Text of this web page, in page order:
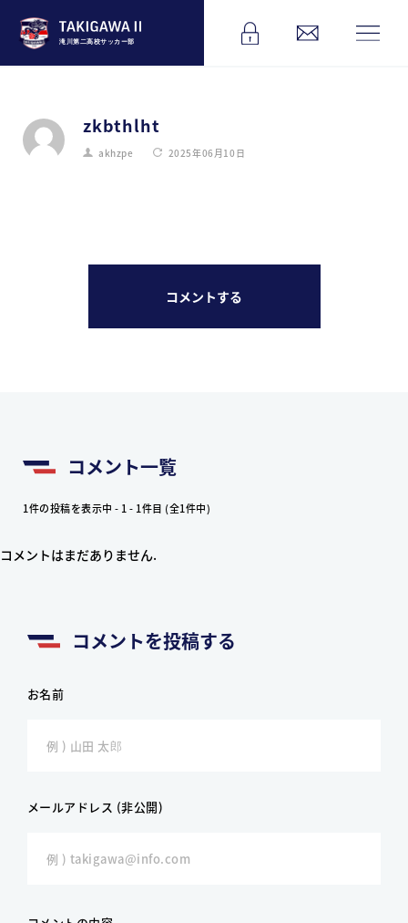
滝川第二高校サッカー部
zkbthlht
akhzpe 2025年06月10日
コメントする
コメント一覧
1件の投稿を表示中 - 1 - 1件目 (全1件中)
コメントはまだありません.
コメントを投稿する
お名前
メールアドレス (非公開)